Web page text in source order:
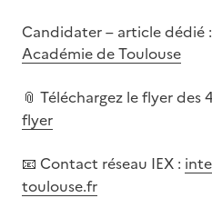
Candidater – article dédié :
Académie de Toulouse
📎 Téléchargez le flyer des
flyer
📧 Contact réseau IEX :
toulouse.fr